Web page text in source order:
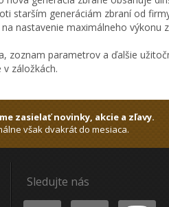
starším generáciám zbraní od
nastavenie maximálneho výkonu
zoznam parametrov a ďalšie
záložkách.
zasielať novinky, akcie a zľavy.
však dvakrát do mesiaca.
Sledujte nás
Youtube Facebook Instagram